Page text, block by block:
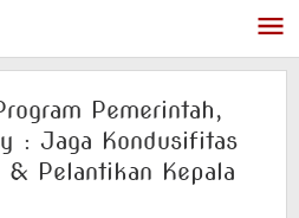
Pemerintah,
: Jaga Kondusifitas
Pelantikan Kepala